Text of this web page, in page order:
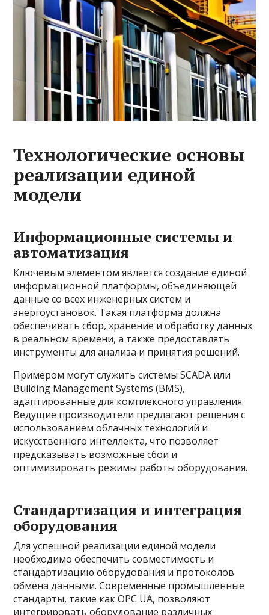
Технологические основы
реализации единой
модели
Информационные системы и
автоматизация
Ключевым элементом является создание единой
информационной платформы, объединяющей
данные со всех инженерных систем и
энергоустановок. Такая платформа должна
обеспечивать сбор, хранение и обработку данных
в реальном времени, а также предоставлять
инструменты для анализа и принятия решений.
Примером могут служить системы SCADA или
Building Management Systems (BMS),
адаптированные для комплексного управления.
Ведущие производители предлагают решения с
использованием облачных технологий и
искусственного интеллекта, что позволяет
предсказывать возможные сбои и
оптимизировать режимы работы оборудования.
Стандартизация и интеграция
оборудования
Для успешной реализации единой модели
необходимо обеспечить совместимость и
стандартизацию оборудования и протоколов
обмена данными. Современные промышленные
стандарты, такие как OPC UA, позволяют
интегрировать оборудование различных